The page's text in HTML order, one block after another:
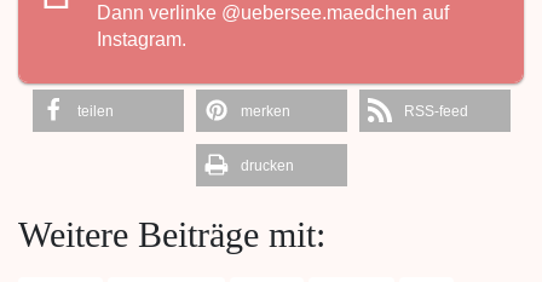
Dann verlinke @uebersee.maedchen auf
Instagram.
teilen merken RSS-feed
drucken
Weitere Beiträge mit: